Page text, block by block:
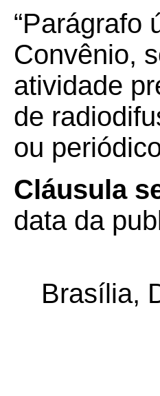
“Parágrafo
Convênio,
atividade
de
ou
Cláusula
data da
Brasília,